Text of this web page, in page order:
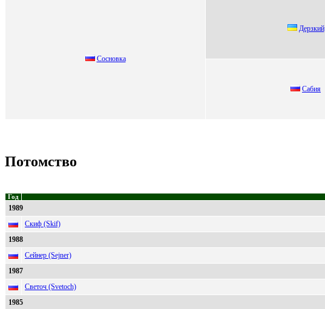
Сосновкa
Дepзкий
Cабия
Потомство
Год
1989
Скиф (Skif)
1988
Сейнер (Sejner)
1987
Светоч (Svetoch)
1985